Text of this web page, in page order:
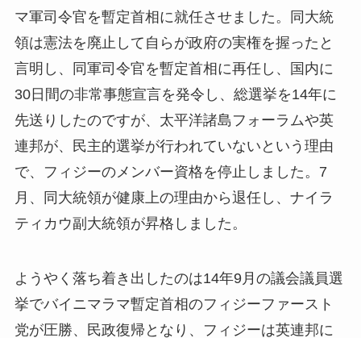
マ軍司令官を暫定首相に就任させました。同大統
領は憲法を廃止して自らが政府の実権を握ったと
言明し、同軍司令官を暫定首相に再任し、国内に
30日間の非常事態宣言を発令し、総選挙を14年に
先送りしたのですが、太平洋諸島フォーラムや英
連邦が、民主的選挙が行われていないという理由
で、フィジーのメンバー資格を停止しました。7
月、同大統領が健康上の理由から退任し、ナイラ
ティカウ副大統領が昇格しました。
ようやく落ち着き出したのは14年9月の議会議員選
挙でバイニマラマ暫定首相のフィジーファースト
党が圧勝、民政復帰となり、フィジーは英連邦に